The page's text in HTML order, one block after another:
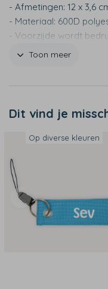
- Afmetingen: 12 x 3,6
- Materiaal: 600D
- Voorzijde wordt
- Inclusief sleutelring
Toon meer
Dit vind je
Op diverse kleuren